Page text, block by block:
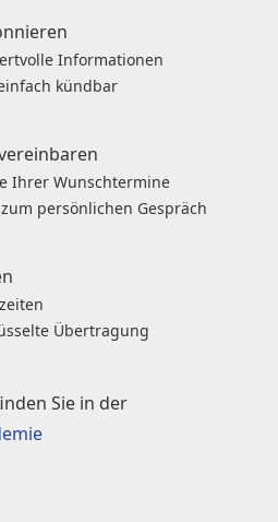
Informationen
kündbar
Ihrer Wunschtermine
persönlichen Gespräch
Übertragung
Sie in der